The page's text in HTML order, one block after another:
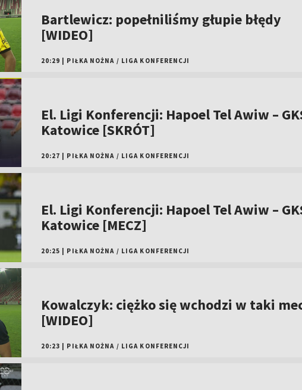
Bartlewicz: popełniliśmy głupie błędy
[WIDEO]
20:29 PIŁKA NOŻNA / LIGA KONFERENCJI
El. Ligi Konferencji: Hapoel Tel Awiw –
Katowice [SKRÓT]
20:27 PIŁKA NOŻNA / LIGA KONFERENCJI
El. Ligi Konferencji: Hapoel Tel Awiw –
Katowice [MECZ]
20:25 PIŁKA NOŻNA / LIGA KONFERENCJI
Kowalczyk: ciężko się wchodzi w taki
[WIDEO]
20:23 PIŁKA NOŻNA / LIGA KONFERENCJI